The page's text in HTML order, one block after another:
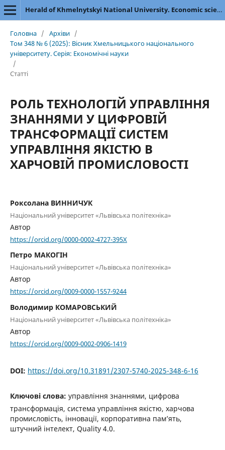
Herald of Khmelnytskyi National University. Economic sciences
Головна / Архіви /
Том 348 № 6 (2025): Вісник Хмельницького національного
університету. Серія: Економічні науки
/
Статті
РОЛЬ ТЕХНОЛОГІЙ УПРАВЛІННЯ
ЗНАННЯМИ У ЦИФРОВІЙ
ТРАНСФОРМАЦІЇ СИСТЕМ
УПРАВЛІННЯ ЯКІСТЮ В
ХАРЧОВІЙ ПРОМИСЛОВОСТІ
Роксолана ВИННИЧУК
Національний університет «Львівська політехніка»
Автор
https://orcid.org/0000-0002-4727-395X
Петро МАКОГІН
Національний університет «Львівська політехніка»
Автор
https://orcid.org/0009-0000-1557-9244
Володимир КОМАРОВСЬКИЙ
Національний університет «Львівська політехніка»
Автор
https://orcid.org/0009-0002-0906-1419
DOI: https://doi.org/10.31891/2307-5740-2025-348-6-16
Ключові слова: управління знаннями, цифрова
трансформація, система управління якістю, харчова
промисловість, інновації, корпоративна пам’ять,
штучний інтелект, Quality 4.0.